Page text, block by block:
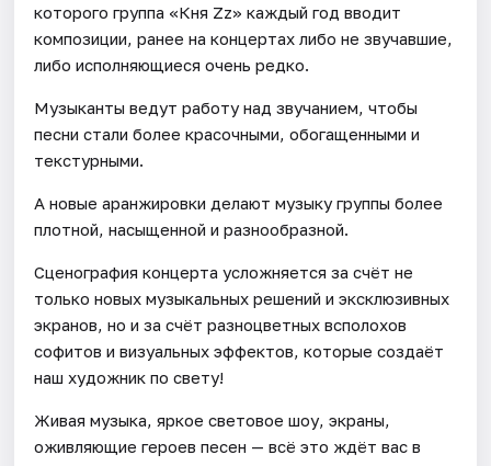
которого группа «Кня Zz» каждый год вводит
композиции, ранее на концертах либо не звучавшие,
либо исполняющиеся очень редко.
Музыканты ведут работу над звучанием, чтобы
песни стали более красочными, обогащенными и
текстурными.
А новые аранжировки делают музыку группы более
плотной, насыщенной и разнообразной.
Сценография концерта усложняется за счёт не
только новых музыкальных решений и эксклюзивных
экранов, но и за счёт разноцветных всполохов
софитов и визуальных эффектов, которые создаёт
наш художник по свету!
Живая музыка, яркое световое шоу, экраны,
оживляющие героев песен — всё это ждёт вас в